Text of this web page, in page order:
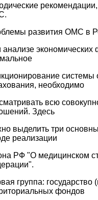
развития ОМС в
анализе
системы
необходимо
всю
Здесь
выделить три
реализации
РФ "О медицинском
группа:
фондов